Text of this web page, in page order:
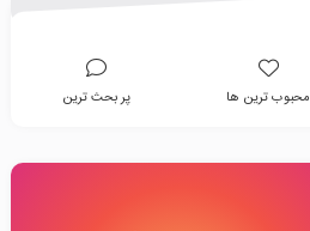
محبوب ترین ها پر بحث ترین